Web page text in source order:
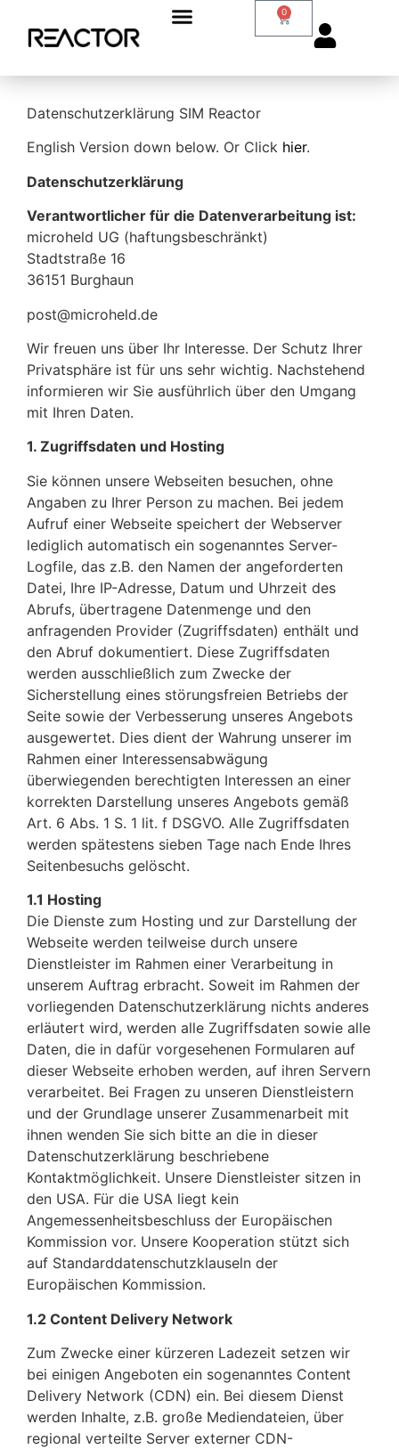
0
Datenschutzerklärung SIM Reactor
English Version down below. Or Click hier.
Datenschutzerklärung
Verantwortlicher für die Datenverarbeitung ist:
microheld UG (haftungsbeschränkt)
Stadtstraße 16
36151 Burghaun
post@microheld.de
Wir freuen uns über Ihr Interesse. Der Schutz Ihrer
Privatsphäre ist für uns sehr wichtig. Nachstehend
informieren wir Sie ausführlich über den Umgang
mit Ihren Daten.
1. Zugriffsdaten und Hosting
Sie können unsere Webseiten besuchen, ohne
Angaben zu Ihrer Person zu machen. Bei jedem
Aufruf einer Webseite speichert der Webserver
lediglich automatisch ein sogenanntes Server-
Logfile, das z.B. den Namen der angeforderten
Datei, Ihre IP-Adresse, Datum und Uhrzeit des
Abrufs, übertragene Datenmenge und den
anfragenden Provider (Zugriffsdaten) enthält und
den Abruf dokumentiert. Diese Zugriffsdaten
werden ausschließlich zum Zwecke der
Sicherstellung eines störungsfreien Betriebs der
Seite sowie der Verbesserung unseres Angebots
ausgewertet. Dies dient der Wahrung unserer im
Rahmen einer Interessensabwägung
überwiegenden berechtigten Interessen an einer
korrekten Darstellung unseres Angebots gemäß
Art. 6 Abs. 1 S. 1 lit. f DSGVO. Alle Zugriffsdaten
werden spätestens sieben Tage nach Ende Ihres
Seitenbesuchs gelöscht.
1.1 Hosting
Die Dienste zum Hosting und zur Darstellung der
Webseite werden teilweise durch unsere
Dienstleister im Rahmen einer Verarbeitung in
unserem Auftrag erbracht. Soweit im Rahmen der
vorliegenden Datenschutzerklärung nichts anderes
erläutert wird, werden alle Zugriffsdaten sowie alle
Daten, die in dafür vorgesehenen Formularen auf
dieser Webseite erhoben werden, auf ihren Servern
verarbeitet. Bei Fragen zu unseren Dienstleistern
und der Grundlage unserer Zusammenarbeit mit
ihnen wenden Sie sich bitte an die in dieser
Datenschutzerklärung beschriebene
Kontaktmöglichkeit. Unsere Dienstleister sitzen in
den USA. Für die USA liegt kein
Angemessenheitsbeschluss der Europäischen
Kommission vor. Unsere Kooperation stützt sich
auf Standarddatenschutzklauseln der
Europäischen Kommission.
1.2 Content Delivery Network
Zum Zwecke einer kürzeren Ladezeit setzen wir
bei einigen Angeboten ein sogenanntes Content
Delivery Network (CDN) ein. Bei diesem Dienst
werden Inhalte, z.B. große Mediendateien, über
regional verteilte Server externer CDN-